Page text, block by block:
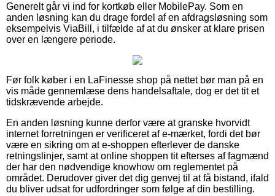
Generelt går vi ind for kortkøb eller MobilePay. Som en
anden løsning kan du drage fordel af en afdragsløsning som
eksempelvis ViaBill, i tilfælde af at du ønsker at klare prisen
over en længere periode.
Før folk køber i en LaFinesse shop på nettet bør man på en
vis måde gennemlæse dens handelsaftale, dog er det tit et
tidskrævende arbejde.
En anden løsning kunne derfor være at granske hvorvidt
internet forretningen er verificeret af e-mærket, fordi det bør
være en sikring om at e-shoppen efterlever de danske
retningslinjer, samt at online shoppen tit efterses af fagmænd
der har den nødvendige knowhow om reglementet på
området. Derudover giver det dig genvej til at få bistand, ifald
du bliver udsat for udfordringer som følge af din bestilling.